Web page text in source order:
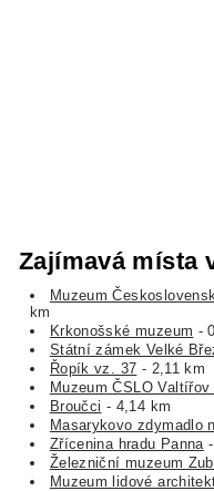
Zajímavá místa
Muzeum
km
Krkonošské muzeum -
Státní zámek Velké
Řopík vz. 37 - 2,11 km
Muzeum ČSLO Valtířov
Broučci - 4,14 km
Masarykovo zdymadlo
Zřícenina hradu Panna
Železniční muzeum
Muzeum lidové